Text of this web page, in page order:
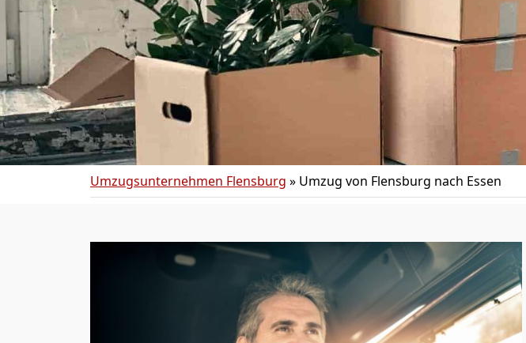
Umzugsunternehmen Flensburg » Umzug von Flensburg nach Essen